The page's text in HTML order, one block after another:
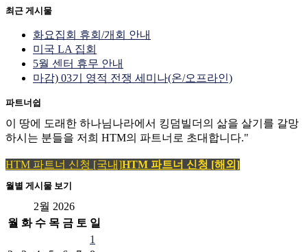
최근 게시물
화요집회 휴회/개회 안내
미국 LA 집회
5월 센터 휴무 안내
마감) 03기 영적 전쟁 세미나(온/오프라인)
파트너쉽
이 땅에 도래한 하나님나라에서 킹덤빌더의 삶을 살기를 갈망
하시는 분들을 저희 HTM의 파트너로 초대합니다."
HTM 파트너 신청 [국내]HTM 파트너 신청 [해외]
월별 게시물 보기
2월 2026
월 화 수 목 금 토 일
1